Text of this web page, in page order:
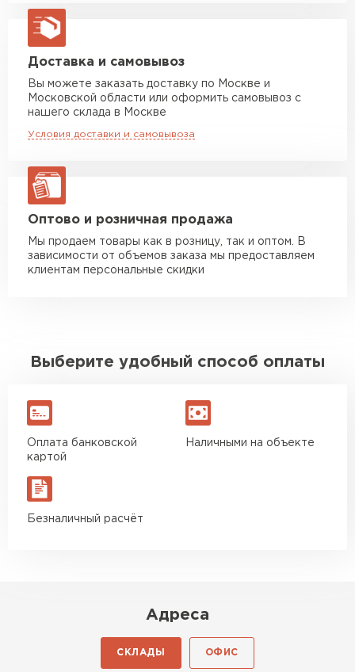
Машина до 20 тн до 80 м3
макс. длина груза 13,5 м
Манипулятор до 5 тн
Манипулятор до 10 тн
макс. длина груза 8 м
макс. длина груза 13,5 м
ЗАКАЗАТЬ С ДОСТАВКОЙ
Доставка и самовывоз
Вы можете заказать доставку по Москве и
Московской области или оформить самовывоз с
нашего склада в Москве
Условия доставки и самовывоза
Оптово и розничная продажа
Мы продаем товары как в розницу, так и оптом. В
зависимости от объемов заказа мы предоставляем
клиентам персональные скидки
Выберите удобный способ оплаты
Оплата банковской
картой
Наличными на объекте
Безналичный расчёт
Адреса
СКЛАДЫ ОФИС